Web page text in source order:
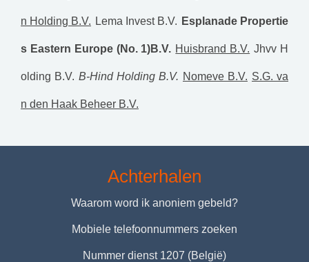
n Holding B.V. Lema Invest B.V. Esplanade Propertie
s Eastern Europe (No. 1)B.V. Huisbrand B.V. Jhvv H
olding B.V. B-Hind Holding B.V. Nomeve B.V. S.G. va
n den Haak Beheer B.V.
Achterhalen
Waarom word ik anoniem gebeld?
Mobiele telefoonnummers zoeken
Nummer dienst 1207 (België)